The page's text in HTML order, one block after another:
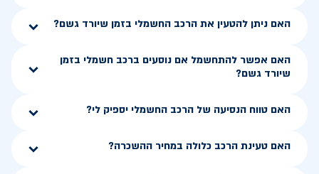
האם ניתן להטעין את הרכב החשמלי בזמן שיורד גשם?
האם אפשר להתחשמל אם נוסעים ברכב חשמלי בזמן
שיורד גשם?
האם טווח הנסיעה של הרכב החשמלי יספיק לי?
האם טעינת הרכב כלולה במחיר ההשכרה?